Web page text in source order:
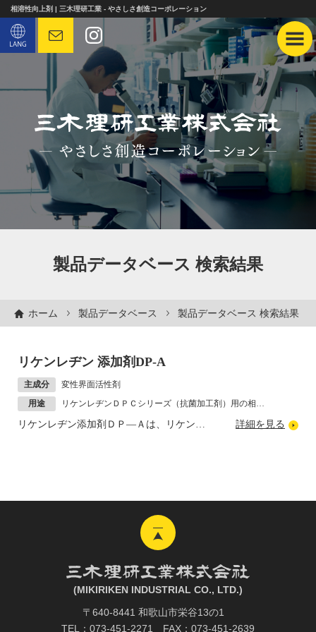
相溶性向上剤 | 三木理研工業 - やさしさ創造コーポレーション
製品データベース 検索結果
ホーム 製品データベース 製品データベース 検索結果
リケンレヂン 添加剤DP-A
主成分
変性界面活性剤
用途
リケンレヂンＤＰＣシリーズ（抗菌加工剤）用の相溶性向上剤
リケンレヂン添加剤ＤＰ―Ａは、リケンレヂンＤＰＣシリーズ（抗菌加工剤）と、他の加工剤との相溶性向上剤… 詳細を見る
(MIKIRIKEN INDUSTRIAL CO., LTD.)
〒640-8441 和歌山市栄谷13の1
TEL：073-451-2271 FAX：073-451-2639